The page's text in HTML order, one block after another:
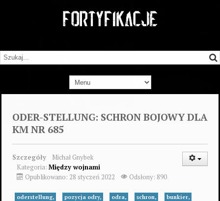
ODER-STELLUNG: SCHRON BOJOWY DLA
KM NR 685
Szczegóły
Michał Gnybek
Kategoria: Między wojnami
Opublikowano: 28 styczeń 2022
Odsłony: 890
oderstellung, pozycja odry, odra, schron,
bunkier,